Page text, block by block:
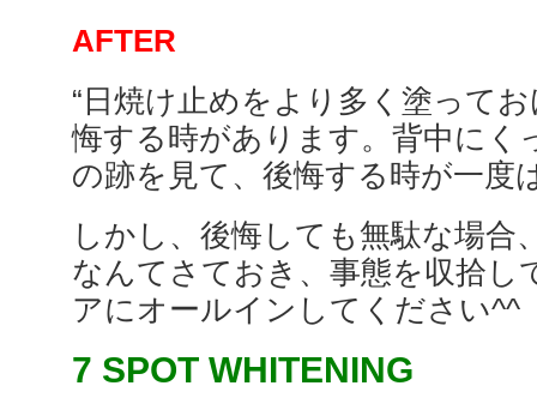
AFTER
“日焼け止めをより多く塗って
悔する時があります。背中にく
の跡を見て、後悔する時が一度
しかし、後悔しても無駄な場合
なんてさておき、事態を収拾し
アにオールインしてください^^
7 SPOT WHITENING